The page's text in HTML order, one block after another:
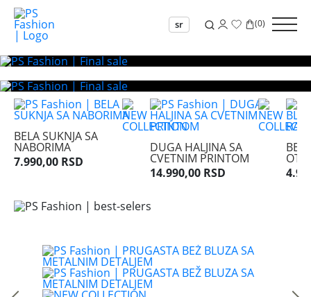
sr (0)
BELA SUKNJA SA
NABORIMA
7.990,00 RSD
DUGA HALJINA SA
CVETNIM PRINTOM
14.990,00 RSD